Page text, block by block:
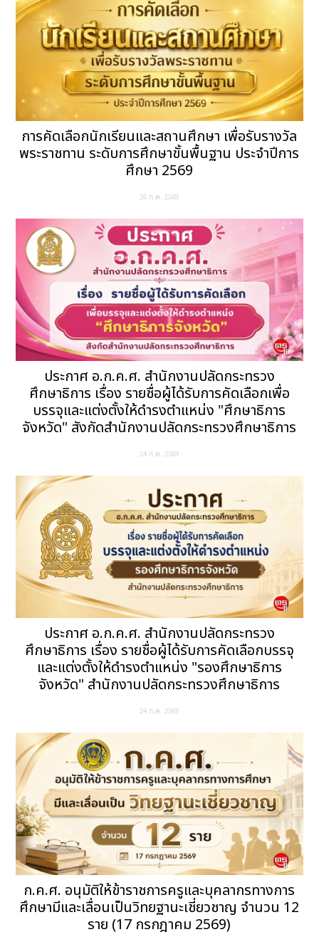
การคัดเลือกนักเรียนและสถานศึกษา เพื่อรับรางวัล
พระราชทาน ระดับการศึกษาขั้นพื้นฐาน ประจำปีการ
ศึกษา 2569
26 ก.ค. 2569
ประกาศ อ.ก.ค.ศ. สำนักงานปลัดกระทรวง
ศึกษาธิการ เรื่อง รายชื่อผู้ได้รับการคัดเลือกเพื่อ
บรรจุและแต่งตั้งให้ดำรงตำแหน่ง "ศึกษาธิการ
จังหวัด" สังกัดสำนักงานปลัดกระทรวงศึกษาธิการ
24 ก.ค. 2569
ประกาศ อ.ก.ค.ศ. สำนักงานปลัดกระทรวง
ศึกษาธิการ เรื่อง รายชื่อผู้ได้รับการคัดเลือกบรรจุ
และแต่งตั้งให้ดำรงตำแหน่ง "รองศึกษาธิการ
จังหวัด" สำนักงานปลัดกระทรวงศึกษาธิการ
24 ก.ค. 2569
ก.ค.ศ. อนุมัติให้ข้าราชการครูและบุคลากรทางการ
ศึกษามีและเลื่อนเป็นวิทยฐานะเชี่ยวชาญ จำนวน 12
ราย (17 กรกฎาคม 2569)